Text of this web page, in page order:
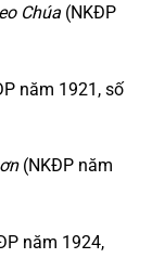
Chúa (NKĐP
năm 1921, số
(NKĐP năm
năm 1924,